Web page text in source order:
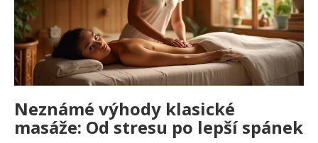
Neznámé výhody klasické
masáže: Od stresu po lepší spánek